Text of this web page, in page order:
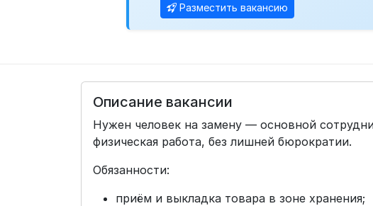
Разместить вакансию
Описание вакансии
Нужен человек на замену — основной
физическая работа, без лишней бюрократии.
Обязанности:
приём и выкладка товара в зоне хранения;